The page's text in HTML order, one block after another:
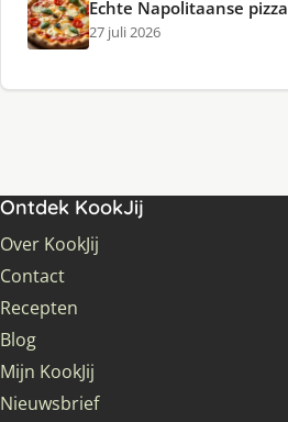
Echte Napolitaanse pizza
27 juli 2026
Ontdek KookJij
Over KookJij
Contact
Recepten
Blog
Mijn KookJij
Nieuwsbrief